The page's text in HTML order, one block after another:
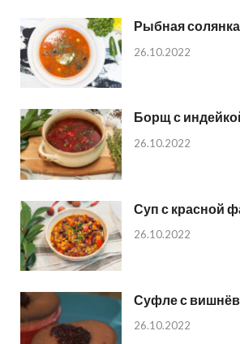
Рыбная солянка
26.10.2022
Борщ с
26.10.2022
Суп с красной
26.10.2022
Суфле с
26.10.2022